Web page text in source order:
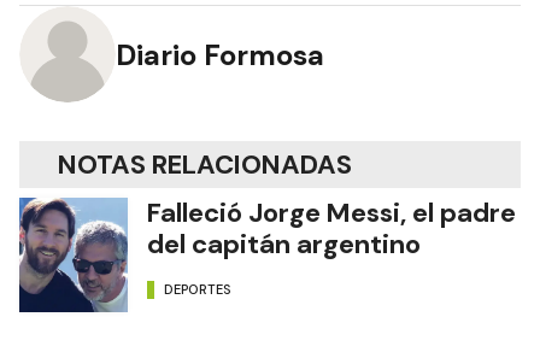
Diario Formosa
NOTAS RELACIONADAS
Falleció Jorge Messi, el padre
del capitán argentino
DEPORTES